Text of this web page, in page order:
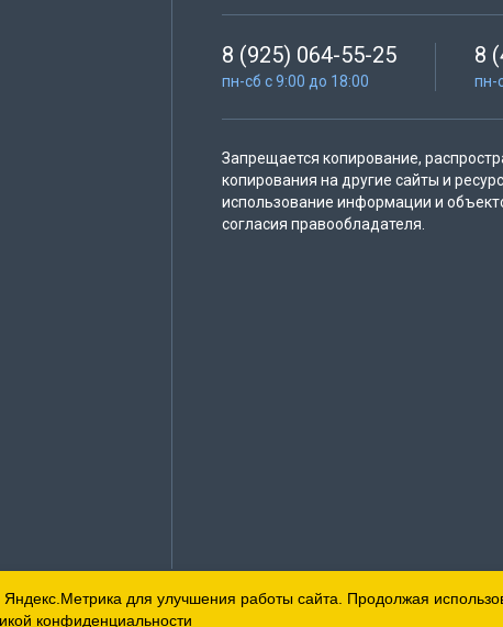
8 (925) 064-55-25
пн-сб с 9:00 до 18:00
8
пн-
Запрещается копирование,
копирования на другие сайты и
использование информации и
согласия правообладателя.
для улучшения работы сайта. Продолжая
конфиденциальности